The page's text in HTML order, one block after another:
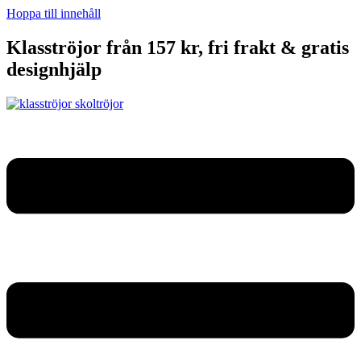
Hoppa till innehåll
Klasströjor från 157 kr, fri frakt & gratis
designhjälp